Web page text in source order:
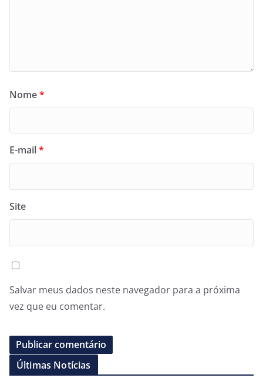
Nome*
E-mail*
Site
Salvar meus dados neste navegador para a próxima
vez que eu comentar.
Últimas Notícias